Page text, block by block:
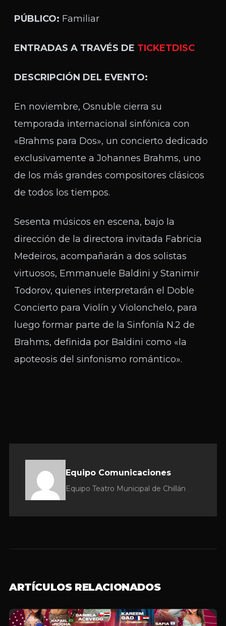
PÚBLICO: Familiar
ENTRADAS A TRAVÉS DE TICKETDISC
DESCRIPCIÓN DEL EVENTO:
En noviembre, Osnuble cierra su
temporada internacional sinfónica con
«Brahms para Dos», un concierto dedicado
exclusivamente a Johannes Brahms, uno
de los más grandes compositores clásicos
de todos los tiempos.
Sesenta músicos en escena, bajo la
dirección de la directora invitada Fabricia
Medeiros, acompañarán a dos solistas
virtuosos, Emmanuele Baldini y Stanimir
Todorov, quienes interpretarán el Doble
Concierto para Violín y Violonchelo, para
luego formar parte de la Sinfonía N.2 de
Brahms, definida por Baldini como «la
apoteosis del sinfonismo romántico».
Equipo Comunicaciones
Equipo Teatro Municipal de Chillán
ARTÍCULOS RELACIONADOS